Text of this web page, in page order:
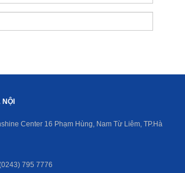
Center 16 Phạm Hùng, Nam Từ Liêm, TP.Hà
795 7776